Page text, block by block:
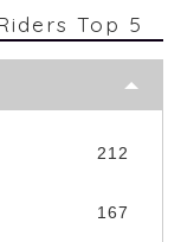
Top 5
212
167